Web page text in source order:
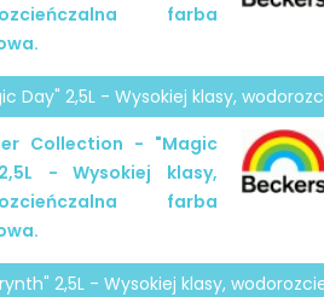
farba
Day" 2,5L - Wysokiej klasy,
Collection - "Magic
- Wysokiej klasy,
farba
2,5L - Wysokiej klasy,